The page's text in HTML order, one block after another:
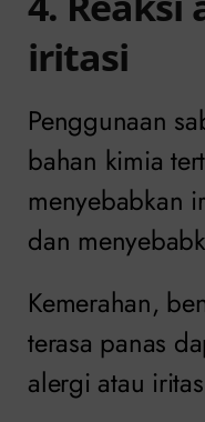
iritasi
Penggunaan
bahan kimia
menyebabkan
dan
Kemerahan,
terasa panas
alergi atau